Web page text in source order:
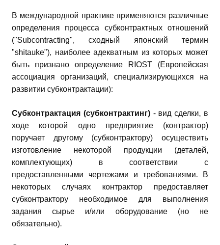
В международной практике применяются различные
определения процесса субконтрактных отношений
("Subcontracting", сходный японский термин
"shitauke"), наиболее адекватным из которых может
быть признано определение RIOST (Европейская
ассоциация организаций, специализирующихся на
развитии субконтрактации):
Субконтрактация (субконтрактинг)- вид сделки, в
ходе которой одно предприятие (контрактор)
поручает другому (субконтрактору) осуществить
изготовление некоторой продукции (деталей,
комплектующих) в соответствии с
предоставленными чертежами и требованиями. В
некоторых случаях контрактор предоставляет
субконтрактору необходимое для выполнения
задания сырье и/или оборудование (но не
обязательно).